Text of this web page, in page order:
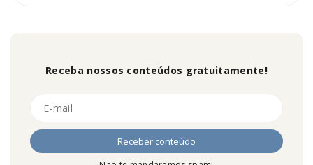
Receba nossos conteúdos gratuitamente!